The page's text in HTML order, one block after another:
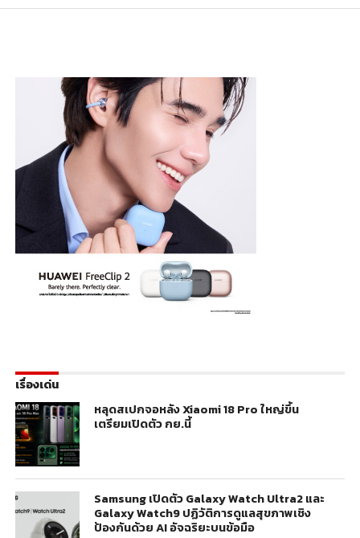
เรื่องเด่น
หลุดสเปกจอหลัง Xiaomi 18 Pro ใหญ่ขึ้น
เตรียมเปิดตัว กย.นี้
Samsung เปิดตัว Galaxy Watch Ultra2 และ
Galaxy Watch9 ปฏิวัติการดูแลสุขภาพเชิง
ป้องกันด้วย AI อัจฉริยะบนข้อมือ